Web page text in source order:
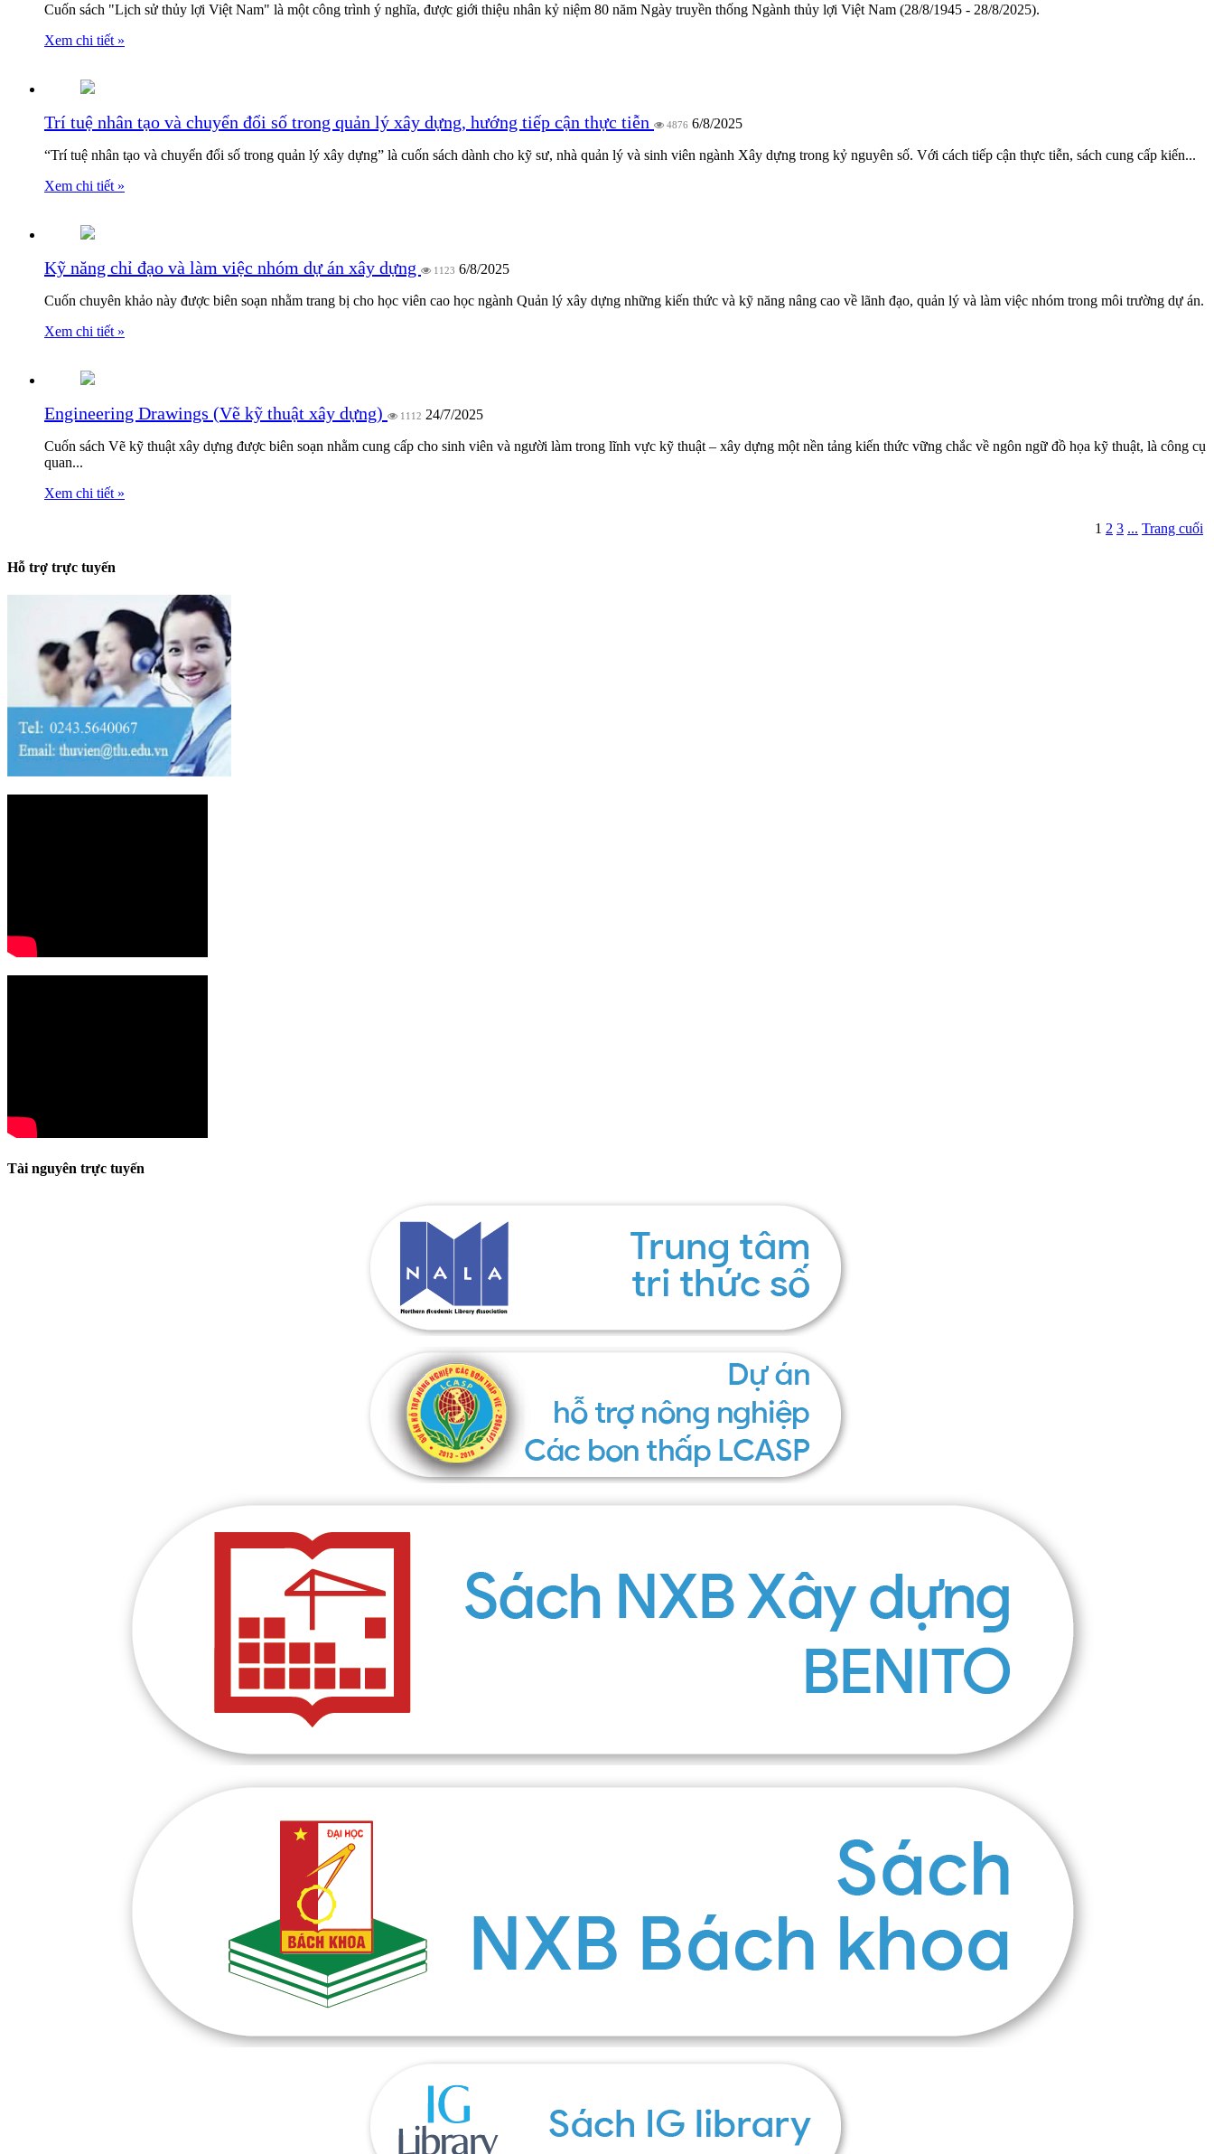
Cuốn sách "Lịch sử thủy lợi Việt Nam" là một công trình ý nghĩa, được giới thiệu nhân kỷ niệm 80 năm Ngày truyền thống Ngành thủy lợi Việt Nam (28/8/1945 - 28/8/2025).
Xem chi tiết »
Trí tuệ nhân tạo và chuyển đổi số trong quản lý xây dựng, hướng tiếp cận thực tiễn 4876 6/8/2025
“Trí tuệ nhân tạo và chuyển đổi số trong quản lý xây dựng” là cuốn sách dành cho kỹ sư, nhà quản lý và sinh viên ngành Xây dựng trong kỷ nguyên số. Với cách tiếp cận thực tiễn, sách cung cấp kiến...
Xem chi tiết »
Kỹ năng chỉ đạo và làm việc nhóm dự án xây dựng 1123 6/8/2025
Cuốn chuyên khảo này được biên soạn nhằm trang bị cho học viên cao học ngành Quản lý xây dựng những kiến thức và kỹ năng nâng cao về lãnh đạo, quản lý và làm việc nhóm trong môi trường dự án.
Xem chi tiết »
Engineering Drawings (Vẽ kỹ thuật xây dựng) 1112 24/7/2025
Cuốn sách Vẽ kỹ thuật xây dựng được biên soạn nhằm cung cấp cho sinh viên và người làm trong lĩnh vực kỹ thuật – xây dựng một nền tảng kiến thức vững chắc về ngôn ngữ đồ họa kỹ thuật, là công cụ
quan...
Xem chi tiết »
1 2 3 ... Trang cuối
Hỗ trợ trực tuyến
Tài nguyên trực tuyến